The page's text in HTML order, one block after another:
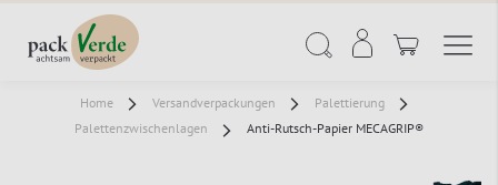
Home Versandverpackungen
Palettierung
Palettenzwischenlagen
Anti-Rutsch-Papier MECAGRIP®